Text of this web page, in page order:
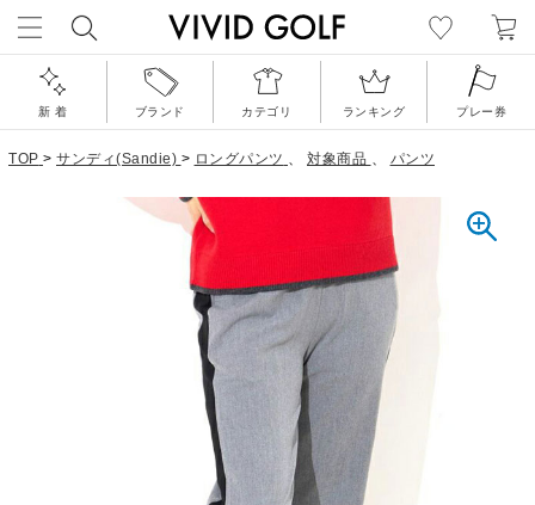
新 着 ブランド カテゴリ ランキング プレー券
TOP > サンディ(Sandie) > ロングパンツ 、 対象商品 、 パンツ